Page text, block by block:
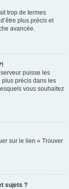
trop de termes
plus précis et
avancée.
puisse les
plus précis dans les
vous souhaitez
sur le lien « Trouver
sujets ?